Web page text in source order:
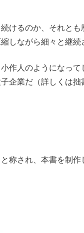
けるのか、それとも
しながら細々と継続
作人のようになって
企業だ（詳しくは拙
称され、本書を制作